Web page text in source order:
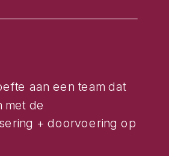
aan een team dat
met de
+ doorvoering op